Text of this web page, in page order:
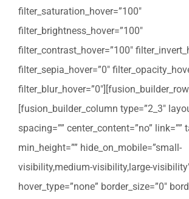
filter_saturation_hover=”100″
filter_brightness_hover=”100″
filter_contrast_hover=”100″
filter_sepia_hover=”0″
filter_blur_hover=”0″][fusion_builder_row]
[fusion_builder_column type=”2_3″
spacing=”” center_content=”no” link=””
min_height=”” hide_on_mobile=”small-
visibility,medium-visibility,large-visibility”
hover_type=”none” border_size=”0″